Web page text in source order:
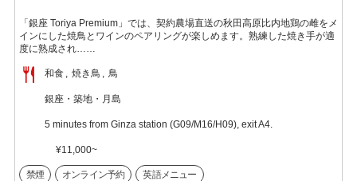
「銀座 Toriya Premium」では、契約農場直送の秋田高原比内地鶏の雌をメ
インにした焼鳥とワインのペアリングが楽しめます。熟練した焼き手が適
度に熟成され……
和食 焼き鳥 鳥
銀座・築地・月島
5 minutes from Ginza station (G09/M16/H09), exit A4.
¥11,000~
禁煙 オンライン予約 英語メニュー